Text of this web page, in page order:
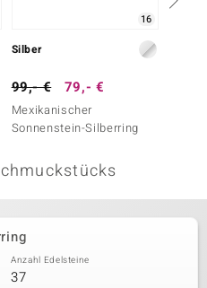
16
Silber
99,- € 79,- €
Mexikanischer
Sonnenstein-Silberring
Anzahl Edelsteine
37